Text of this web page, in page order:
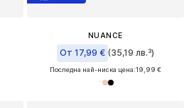
NUANCE
От 17,99 € (35,19 лв.³)
Последна най-ниска цена:19,99 €